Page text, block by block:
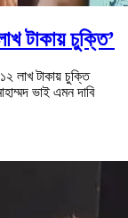
টাকায় চুক্তি’
লাখ টাকায় চুক্তি
ভাই এমন দাবি